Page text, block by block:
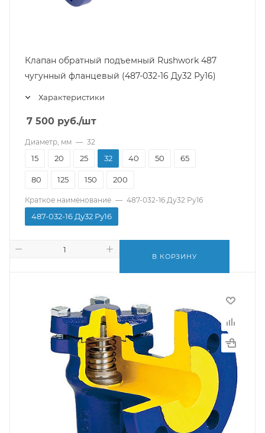
Клапан обратный подъемный Rushwork 487
чугунный фланцевый (487-032-16 Ду32 Ру16)
Характеристики
7 500 руб./шт
Диаметр, мм — 32
15 20 25 32 40 50 65
80 125 150 200
Краткое наименование — 487-032-16 Ду32 Ру16
487-032-16 Ду32 Ру16
В КОРЗИНУ